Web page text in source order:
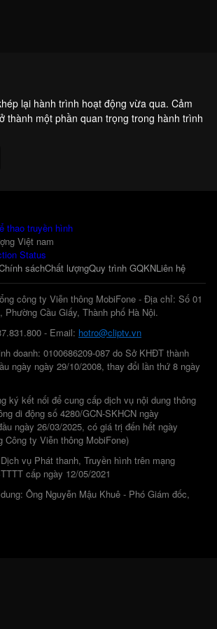
lại hành trình hoạt động vừa qua. Cảm
thành một phần quan trọng trong hành trình
sáchChất lượngQuy trình GQKNLiên hệ
công ty Viễn thông MobiFone - Địa chỉ: Số 01
Phường Cầu Giấy, Thành phố Hà Nội.
- Email: hotro@cliptv.vn
doanh: 0100686209-087 do Sở KHĐT thành
ngày ngày 29/10/2008, thay đổi lần thứ 8 ngày
ký kết nối để cung cấp dịch vụ nội dung thông
di động số 4280/GCN-SKHCN ngày
ngày 26/03/2025, có giá trị đến hết ngày
Công ty Viễn thông MobiFone)
vụ Phát thanh, Truyền hình trên mạng
cấp ngày 12/05/2021
Ông Nguyễn Mậu Khuê - Phó Giám đốc,